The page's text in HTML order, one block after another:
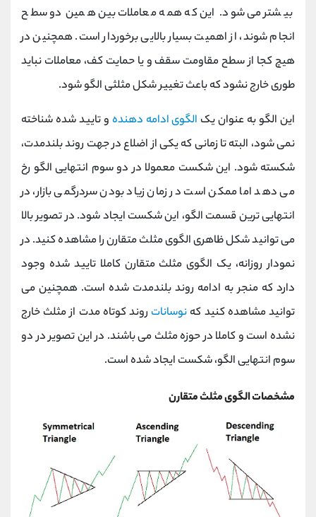
بیشتر می شود. این که همه معاملات بین همین دو سطح
انجام شوند، از اهمیت بسیار بالایی برخوردار است. همچنین در
هیچ کجا از سطح مقاومت سقف و یا حمایت کف، معاملات نباید
طوری خارج نشود که باعث تغییر شکل مثلثی الگو شود.
این الگو به عنوان یک الگوی ادامه دهنده و تایید شده شناخته
نمی شود، البته تا زمانی که یکی از اضلاع در جهت روند بلندمدت،
شکسته شود. این شکست معمولا در دو سوم انتهایی الگو رخ
می دهد اما ممکن است در زمان زیاد بودن سردرگمی بازار، در
انتهایی ترین قسمت الگو، این شکست ایجاد شود. در تصویر بالا
می توانید شکل ظاهری الگوی مثلث متقارن را مشاهده کنید. در
نمودار روزانه، یک الگوی مثلث متقارن کاملا تایید شده وجود
دارد که منجر به ادامه روند بلندمدت شده است. همچنین می
توانید مشاهده کنید که نوسانات روند کوتاه مدت از مثلث خارج
نشده است و کاملا در حوزه مثلث می باشند. در این تصویر در دو
سوم انتهایی الگو، شکست ایجاد شده است.
مشخصات الگوی مثلث متقارن